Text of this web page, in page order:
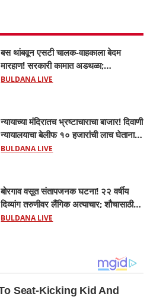
बस थांबवून एसटी चालक-वाहकाला बेदम
मारहाण! सरकारी कामात अडथळा;
प्रवाशांसमोर धिंगाणा घालणाऱ्या तिघांविरुद्ध
BULDANA LIVE
न्यायाच्या मंदिरातच भ्रष्टाचाराचा बाजार! दिवाणी
न्यायालयाचा बेलीफ १० हजारांची लाच घेताना
एसीबीच्या जाळ्यात; मेहकरात खळबळ!
BULDANA LIVE
बोरगाव वसूत संतापजनक घटना! २२ वर्षीय
दिव्यांग तरुणीवर लैंगिक अत्याचार; शौचासाठी
गेलेल्या तरुणीचा पाठलाग करून अत्याचाराचा
BULDANA LIVE